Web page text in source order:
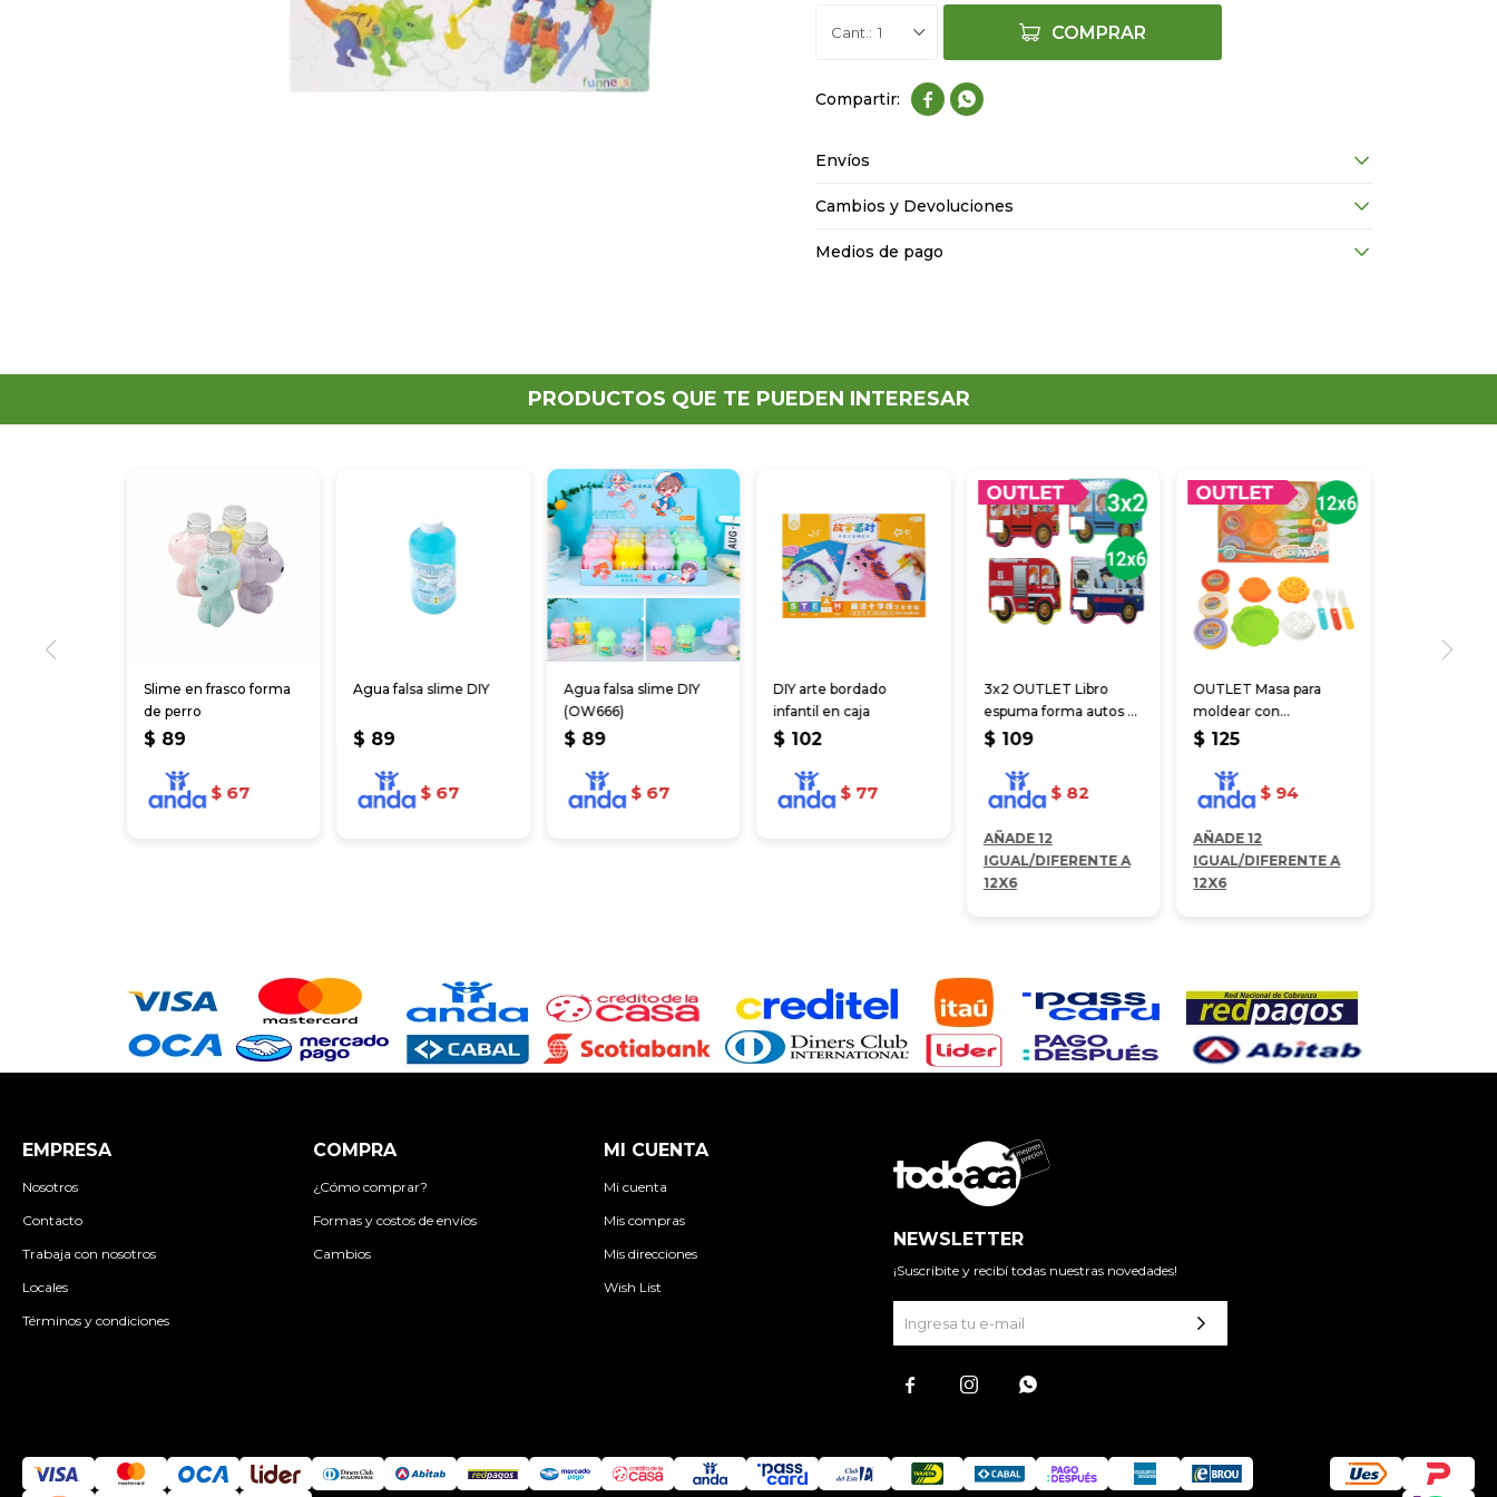
1 COMPRAR
 
Envíos
Cambios y Devoluciones
Medios de pago
PRODUCTOS QUE TE PUEDEN INTERESAR
Slime en frasco forma
de perro
$ 89
$ 67
Agua falsa slime DIY
$ 89
$ 67
Agua falsa slime DIY
(OW666)
$ 89
$ 67
DIY arte bordado
infantil en caja
$ 102
$ 77
3x2 OUTLET Libro
espuma forma autos 4
diseños
$ 109
$ 82
AÑADE 12
IGUAL/DIFERENTE A
12X6
OUTLET Masa para
moldear con
accesorios
$ 125
$ 94
AÑADE 12
IGUAL/DIFERENTE A
12X6
EMPRESA
Nosotros
Contacto
Trabaja con nosotros
Locales
Términos y condiciones
COMPRA
¿Cómo comprar?
Formas y costos de envíos
Cambios
MI CUENTA
Mi cuenta
Mis compras
Mis direcciones
Wish List
NEWSLETTER
¡Suscribite y recibí todas nuestras novedades!
  